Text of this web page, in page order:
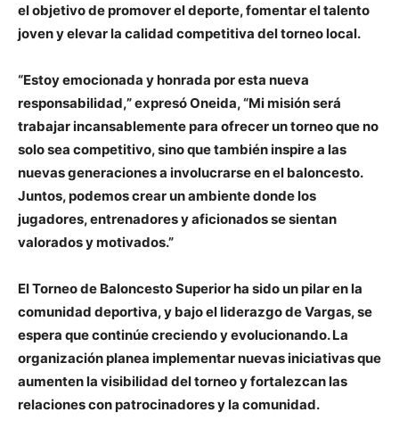
el objetivo de promover el deporte, fomentar el talento
joven y elevar la calidad competitiva del torneo local.
“Estoy emocionada y honrada por esta nueva
responsabilidad,” expresó Oneida, “Mi misión será
trabajar incansablemente para ofrecer un torneo que no
solo sea competitivo, sino que también inspire a las
nuevas generaciones a involucrarse en el baloncesto.
Juntos, podemos crear un ambiente donde los
jugadores, entrenadores y aficionados se sientan
valorados y motivados.”
El Torneo de Baloncesto Superior ha sido un pilar en la
comunidad deportiva, y bajo el liderazgo de Vargas, se
espera que continúe creciendo y evolucionando. La
organización planea implementar nuevas iniciativas que
aumenten la visibilidad del torneo y fortalezcan las
relaciones con patrocinadores y la comunidad.